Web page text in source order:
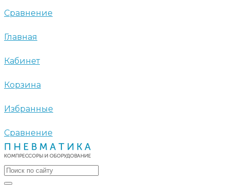
Сравнение
Главная
Кабинет
Корзина
Избранные
Сравнение